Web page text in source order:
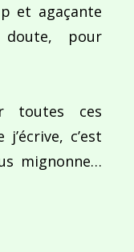
et agaçante
doute, pour
toutes ces
c’est
mignonne…